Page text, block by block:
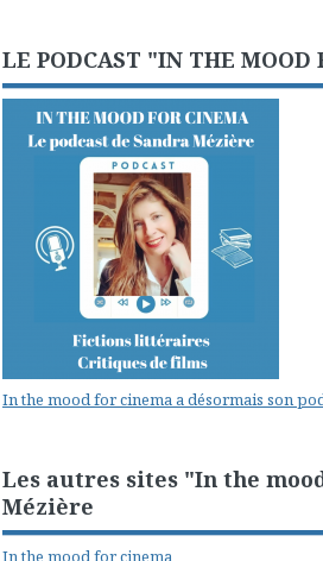
LE PODCAST "IN THE MOOD
In the mood for cinema a désormais son
Les autres sites "In the
Mézière
In the mood for cinema